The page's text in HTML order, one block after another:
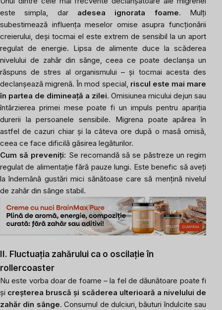
este simpla, dar adesea ignorata foame. Mulți
subestimează influența meselor omise asupra funcționării
creierului, deși tocmai el este extrem de sensibil la un aport
regulat de energie. Lipsa de alimente duce la scăderea
nivelului de zahăr din sânge, ceea ce poate declanșa un
răspuns de stres al organismului – și tocmai acesta des
declanșează migrenă. În mod special, riscul este mai mare
în partea de dimineață a zilei. Omisiunea micului dejun sau
întârzierea primei mese poate fi un impuls pentru apariția
durerii la persoanele sensibile. Migrena poate apărea în
astfel de cazuri chiar și la câteva ore după o masă omisă,
ceea ce face dificilă găsirea legăturilor.
Cum să preveniți: Se recomandă să se păstreze un regim
regulat de alimentație fără pauze lungi. Este benefic să aveți
la îndemână gustări mici sănătoase care să mențină nivelul
de zahăr din sânge stabil.
II. Fluctuația zahărului ca o oscilație în
rollercoaster
Nu este vorba doar de foame – la fel de dăunătoare poate fi
și creșterea bruscă și scăderea ulterioară a nivelului de
zahăr din sânge. Consumul de dulciuri, băuturi îndulcite sau